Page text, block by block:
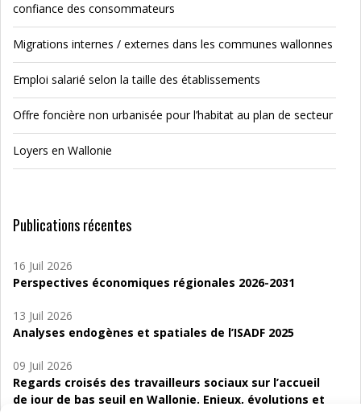
confiance des consommateurs
Migrations internes / externes dans les communes wallonnes
Emploi salarié selon la taille des établissements
Offre foncière non urbanisée pour l’habitat au plan de secteur
Loyers en Wallonie
Publications récentes
16 Juil 2026
Perspectives économiques régionales 2026-2031
13 Juil 2026
Analyses endogènes et spatiales de l’ISADF 2025
09 Juil 2026
Regards croisés des travailleurs sociaux sur l’accueil
de jour de bas seuil en Wallonie. Enjeux, évolutions et